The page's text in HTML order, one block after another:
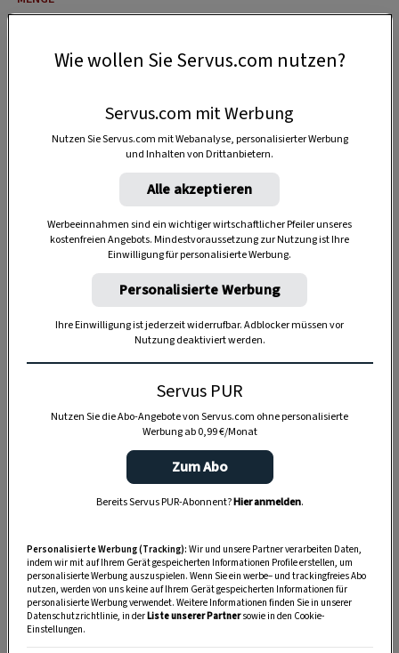
4 Portionen
Wie wollen Sie Servus.com nutzen?
Servus.com mit Werbung
Nutzen Sie Servus.com mit Webanalyse, personalisierter Werbung
und Inhalten von Drittanbietern.
Alle akzeptieren
Werbeeinnahmen sind ein wichtiger wirtschaftlicher Pfeiler unseres
kostenfreien Angebots. Mindestvoraussetzung zur Nutzung ist Ihre
Einwilligung für personalisierte Werbung.
Personalisierte Werbung
Ihre Einwilligung ist jederzeit widerrufbar. Adblocker müssen vor
Nutzung deaktiviert werden.
Servus PUR
Nutzen Sie die Abo-Angebote von Servus.com ohne personalisierte
Werbung ab 0,99 €/Monat
Zum Abo
Bereits Servus PUR-Abonnent?Hier anmelden.
Personalisierte Werbung (Tracking): Wir und unsere Partner verarbeiten Daten,
indem wir mit auf Ihrem Gerät gespeicherten Informationen Profile erstellen, um
personalisierte Werbung auszuspielen. Wenn Sie ein werbe– und trackingfreies Abo
nutzen, werden von uns keine auf Ihrem Gerät gespeicherten Informationen für
personalisierte Werbung verwendet. Weitere Informationen finden Sie in unserer
Datenschutzrichtlinie, in derListe unserer Partnersowie in den Cookie-
Einstellungen.